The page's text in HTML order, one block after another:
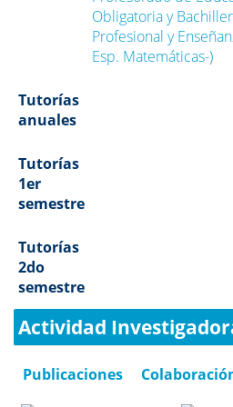
Obligatoria y
Profesional y
Esp. Matemáticas-)
Tutorías
anuales
Tutorías
1er
semestre
Tutorías
2do
semestre
Actividad
Publicaciones